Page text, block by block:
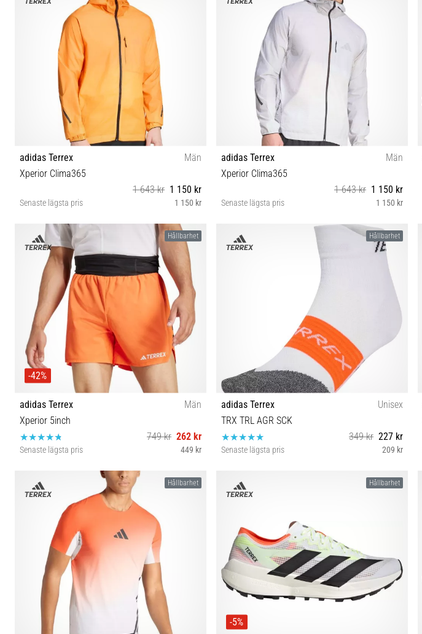
adidas Terrex
Män
Xperior Clima365
1 643 kr 1 150 kr
Senaste lägsta pris 1 150 kr
adidas Terrex
Män
Xperior Clima365
1 643 kr 1 150 kr
Senaste lägsta pris 1 150 kr
S M L XL
Hållbarhet
-42%
adidas Terrex
Män
Xperior 5inch
749 kr 262 kr
Senaste lägsta pris 449 kr
XL-5"
Hållbarhet
adidas Terrex
Unisex
TRX TRL AGR SCK
349 kr 227 kr
Senaste lägsta pris 209 kr
Hållbarhet Hållbarhet
-5%